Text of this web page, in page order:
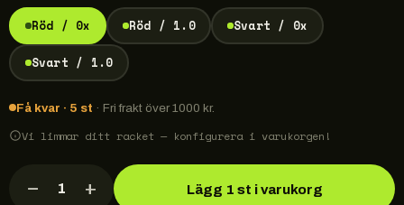
Röd / 0x Röd / 1.0 Svart / 0x
Svart / 1.0
Få kvar · 5 st · Fri frakt över 1000 kr.
Vi limmar ditt racket — konfigurera i varukorgen!
− 1 + Lägg 1 st i varukorg